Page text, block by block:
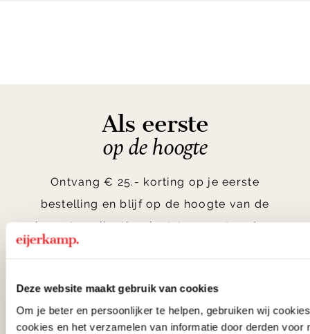
Deze website maakt gebruik van cookies
Om je beter en persoonlijker te helpen, gebruiken wij
cookies en het verzamelen van informatie door derden voor
Als eerste
op de hoogte
Ontvang € 25.- korting op je eerste
bestelling en blijf op de hoogte van de
nieuwste collecties, laatste woontrends en
Aanmelden